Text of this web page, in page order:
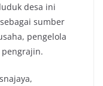
desa ini
sumber
pengelola